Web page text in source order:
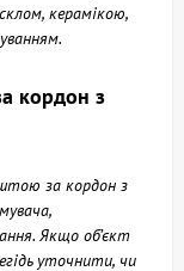
керамікою,
кордон з
за кордон з
Якщо об’єкт
уточнити, чи